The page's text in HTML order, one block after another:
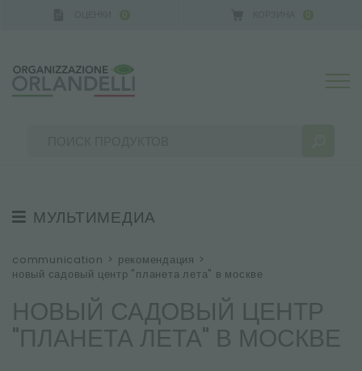
0 0
БОЛЬШЕ РЕЗУЛЬТАТОВ ДЛЯ ВАС:
МУЛЬТИМЕДИА
РЕКОМЕНДАЦИЯ
НОВОСТИ
ВИДЕО
КАТАЛОГИ
communication > рекомендация >
новый садовый центр "планета лета" в москве
НОВЫЙ САДОВЫЙ ЦЕНТР
"ПЛАНЕТА ЛЕТА" В МОСКВЕ